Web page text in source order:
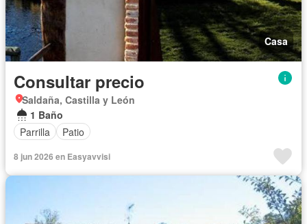
Casa
Consultar precio
Saldaña, Castilla y León
1 Baño
Parrilla
Patio
8 jun 2026 en Easyavvisi